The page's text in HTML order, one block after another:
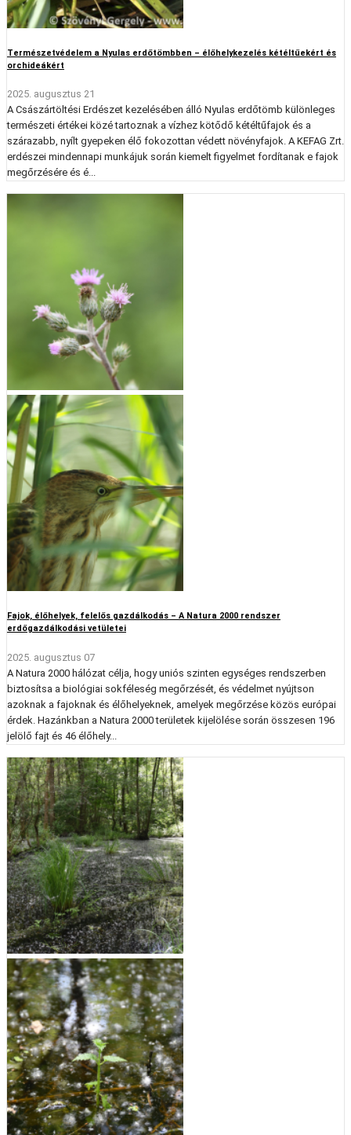
Természetvédelem a Nyulas erdőtömbben – élőhelykezelés kétéltűekért és
orchideákért
2025. augusztus 21
A Császártöltési Erdészet kezelésében álló Nyulas erdőtömb különleges
természeti értékei közé tartoznak a vízhez kötődő kétéltűfajok és a
szárazabb, nyílt gyepeken élő fokozottan védett növényfajok. A KEFAG Zrt.
erdészei mindennapi munkájuk során kiemelt figyelmet fordítanak e fajok
megőrzésére és é...
Fajok, élőhelyek, felelős gazdálkodás – A Natura 2000 rendszer
erdőgazdálkodási vetületei
2025. augusztus 07
A Natura 2000 hálózat célja, hogy uniós szinten egységes rendszerben
biztosítsa a biológiai sokféleség megőrzését, és védelmet nyújtson
azoknak a fajoknak és élőhelyeknek, amelyek megőrzése közös európai
érdek. Hazánkban a Natura 2000 területek kijelölése során összesen 196
jelölő fajt és 46 élőhely...